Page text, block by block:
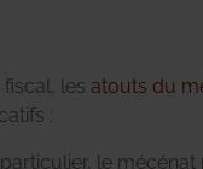
les atouts du
:
le mécénat